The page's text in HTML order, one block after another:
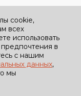
cookie,
всех
использовать
в
с нашим
данных,
мы